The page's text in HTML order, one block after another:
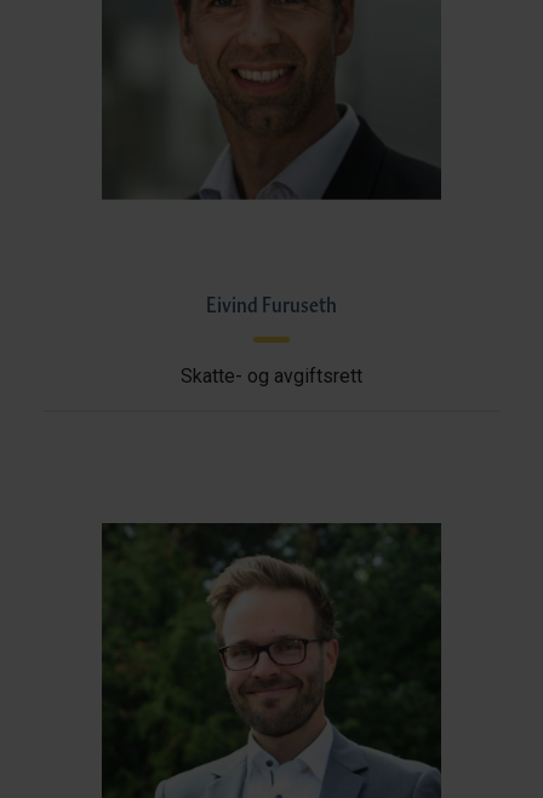
Eivind Furuseth
Skatte- og avgiftsrett